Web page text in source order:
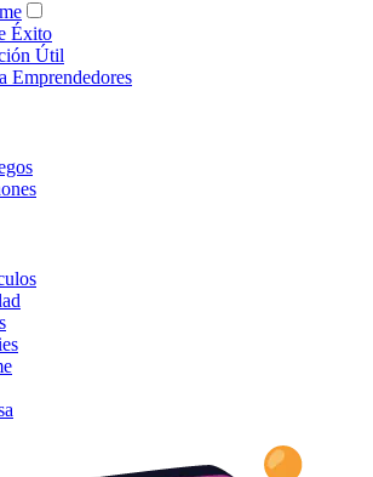
Éxito
Útil
Emprendedores